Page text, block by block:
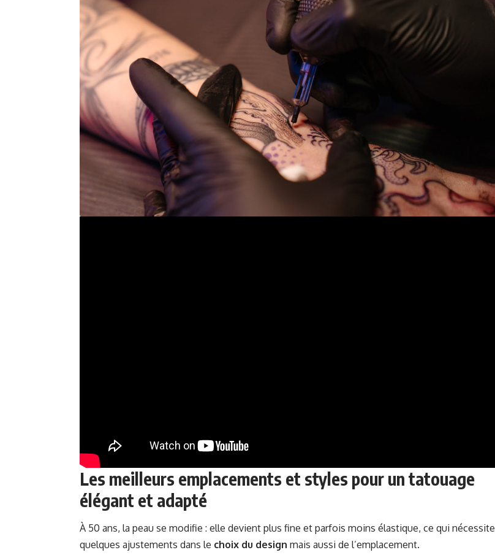
Les meilleurs emplacements et styles pour un tatouage
élégant et adapté
À 50 ans, la peau se modifie : elle devient plus fine et parfois moins élastique, ce qui nécessite
quelques ajustements dans le choix du design mais aussi de l’emplacement.